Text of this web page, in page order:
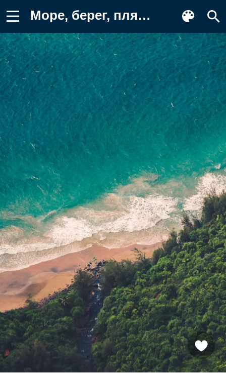
Море, берег, пляж Обои для телефона